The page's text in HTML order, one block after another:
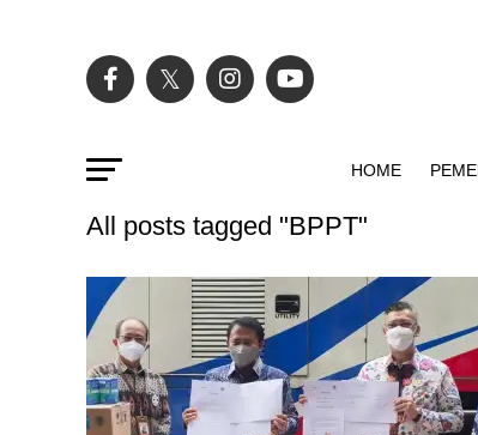
HOME
All posts tagged "BPPT"